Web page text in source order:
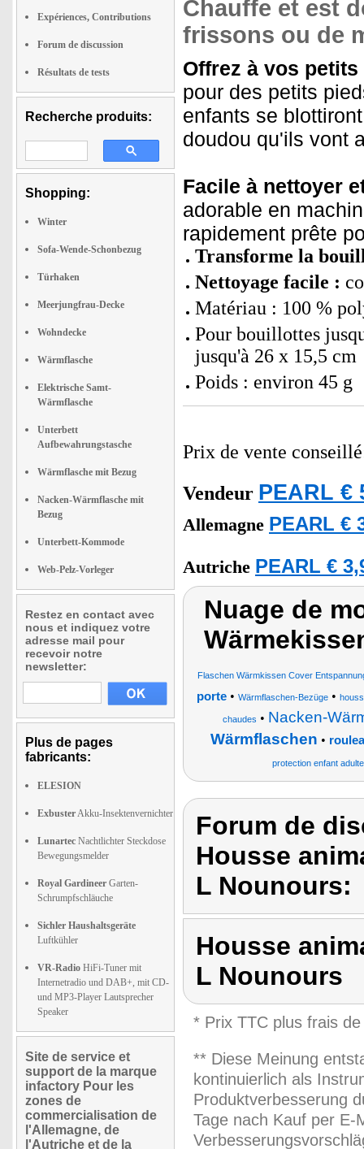
Expériences, Contributions
Forum de discussion
Résultats de tests
Recherche produits:
Shopping:
Winter
Sofa-Wende-Schonbezug
Türhaken
Meerjungfrau-Decke
Wohndecke
Wärmflasche
Elektrische Samt-
Wärmflasche
Unterbett
Aufbewahrungstasche
Wärmflasche mit Bezug
Nacken-Wärmflasche mit
Bezug
Unterbett-Kommode
Web-Pelz-Vorleger
Restez en contact avec
nous et indiquez votre
adresse mail pour
recevoir notre
newsletter:
Plus de pages
fabricants:
ELESION
ExbusterAkku-Insektenvernichter
Lunartec Nachtlichter Steckdose
Bewegungsmelder
Royal Gardineer Garten-
Schrumpfschläuche
Sichler Haushaltsgeräte
Luftkühler
VR-Radio HiFi-Tuner mit
Internetradio und DAB+, mit CD-
und MP3-Player Lautsprecher
Speaker
Site de service et
support de la marque
infactory Pour les
zones de
commercialisation de
l'Allemagne, de
l'Autriche et de la
Chauffe et est
frissons ou de
Offrez à vos
pour des petits
enfants se
doudou qu'ils vont
Facile à nettoyer
adorable en
rapidement prête
Transforme la
Nettoyage facile :
Matériau : 100 %
Pour bouillottes
jusqu'à 26 x 15,5 cm
Poids : environ 45 g
Prix de vente
Vendeur PEARL €
Allemagne PEARL €
Autriche PEARL €
Nuage de
Flaschen Wärmkissen Cover
porte • Wärmflaschen-Bezüge •
chaudes • Nacken-
Wärmflaschen •
protection enfant
Forum de
Housse
L Nounours:
Housse
L Nounours
* Prix TTC plus frais
** Diese Meinung
kontinuierlich als
Produktverbesserung
Tage nach Kauf per E-